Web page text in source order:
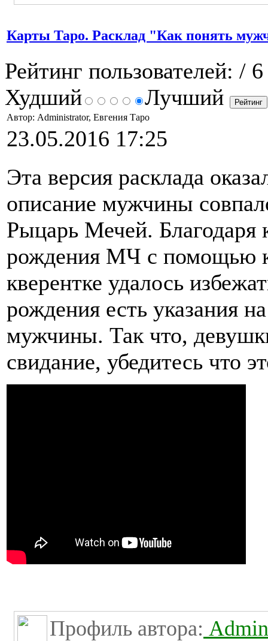
Карты Таро. Расклад "Как понять
Рейтинг пользователей: / 6
Худший
Лучший
Автор: Administrator, Евгения Таро
23.05.2016 17:25
Эта версия расклада
описание мужчины
Рыцарь Мечей. Благодаря
рождения МЧ с помощью
кверентке удалось
рождения есть указания
мужчины. Так что,
свидание, убедитесь что
Профиль автора: